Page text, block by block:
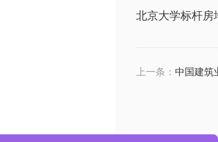
北京大学标杆房
上一条： 中国建筑